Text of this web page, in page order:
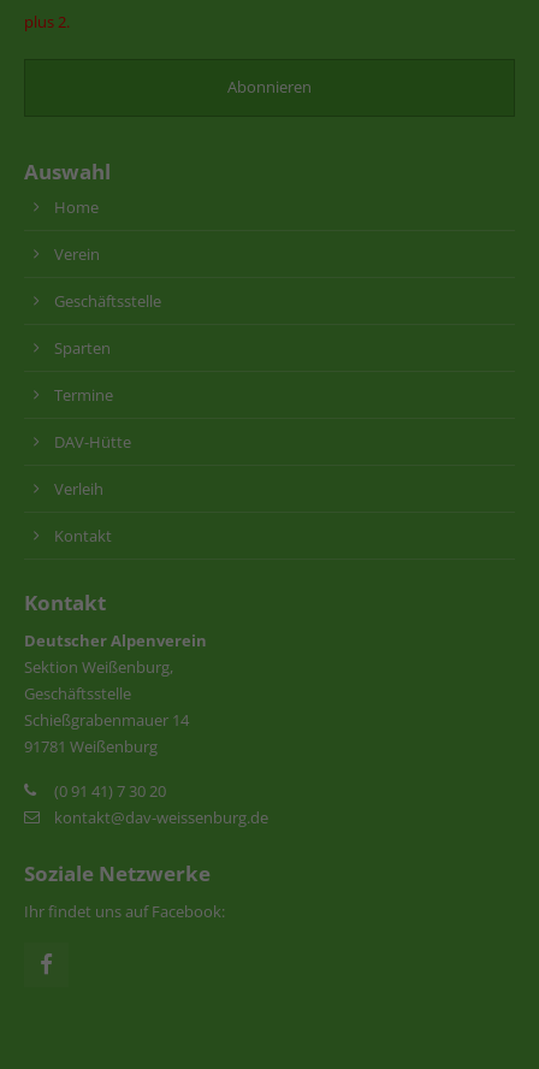
plus 2.
Auswahl
Home
Verein
Geschäftsstelle
Sparten
Termine
DAV-Hütte
Verleih
Kontakt
Kontakt
Deutscher Alpenverein
Sektion Weißenburg,
Geschäftsstelle
Schießgrabenmauer 14
91781 Weißenburg
(0 91 41) 7 30 20
kontakt@dav-weissenburg.de
Soziale Netzwerke
Ihr findet uns auf Facebook: